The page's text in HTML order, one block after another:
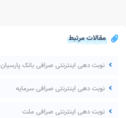
مقالات مرتبط
نوبت دهی اینترنتی صرافی بانک پارسیان
نوبت دهی اینترنتی صرافی سرمایه
نوبت دهی اینترنتی صرافی ملت